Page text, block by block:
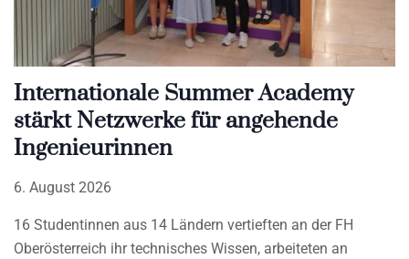
Internationale Summer Academy
stärkt Netzwerke für angehende
Ingenieurinnen
6. August 2026
16 Studentinnen aus 14 Ländern vertieften an der FH
Oberösterreich ihr technisches Wissen, arbeiteten an